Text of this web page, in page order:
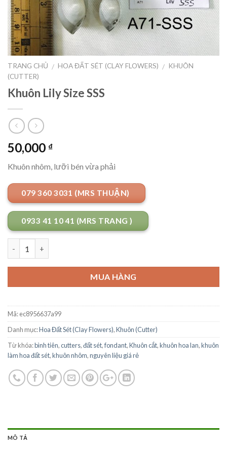
TRANG CHỦ / HOA ĐẤT SÉT (CLAY FLOWERS) / KHUÔN
(CUTTER)
Khuôn Lily Size SSS
50,000 ₫
Khuôn nhôm, lưỡi bén vừa phải
079 360 3031 (MRS THUẬN)
0933 41 10 41 (MRS TRANG )
MUA HÀNG
Mã:ec8956637a99
Danh mục:Hoa Đất Sét (Clay Flowers),Khuôn (Cutter)
Từ khóa:bình tiên,cutters,đất sét,fondant,Khuôn cắt,khuôn hoa lan,khuôn
làm hoa đất sét,khuôn nhôm,nguyên liệu giá rẻ
MÔ TẢ